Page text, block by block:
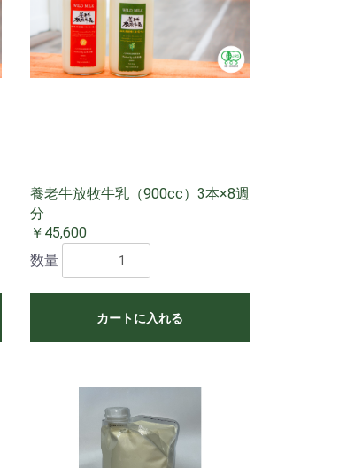
養老牛放牧牛乳（900cc）3本×8週
分
￥45,600
数量
カートに入れる